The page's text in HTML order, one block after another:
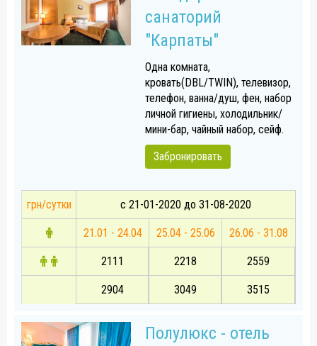
санаторий
"Карпаты"
Одна комната,
кровать(DBL/TWIN), телевизор,
телефон, ванна/душ, фен, набор
личной гигиены, холодильник/
мини-бар, чайный набор, сейф.
Забронировать
грн/сутки с 21-01-2020 до 31-08-2020
21.01 - 24.04 25.04 - 25.06 26.06 - 31.08
2111 2218 2559
2904 3049 3515
Полулюкс - отель